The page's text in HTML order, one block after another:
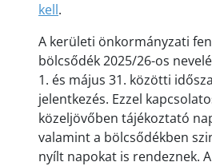
kell.
A kerületi önkormányzati
bölcsődék 2025/26-os
1. és május 31. közötti
jelentkezés. Ezzel
közeljövőben tájékoztató
valamint a bölcsődékben
nyílt napokat is rendeznek.